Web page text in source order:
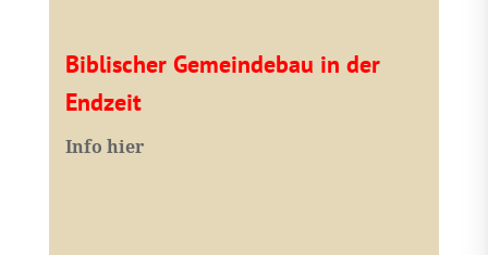
Biblischer Gemeindebau in der
Endzeit
Info hier